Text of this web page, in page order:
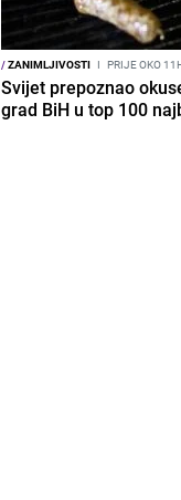
/ZANIMLJIVOSTI I PRIJE OKO
Svijet prepoznao
grad BiH u top 100